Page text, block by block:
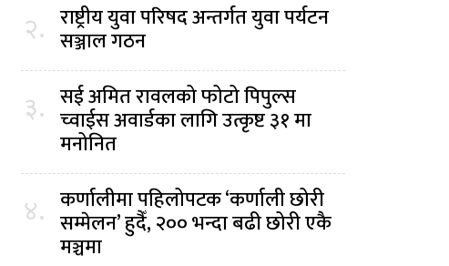
२. राष्ट्रीय युवा परिषद अन्तर्गत युवा पर्यटन
सञ्जाल गठन
३. सई अमित रावलको फोटो पिपुल्स
च्वाईस अवार्डका लागि उत्कृष्ट ३१ मा
मनोनित
४. कर्णालीमा पहिलोपटक ‘कर्णाली छोरी
सम्मेलन’ हुदैँ, २०० भन्दा बढी छोरी एकै
मञ्चमा